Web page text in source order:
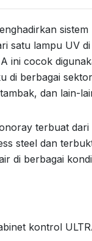
sistem
satu lampu UV
ini cocok
di berbagai
dan lain-
terbuat
steel dan
di berbagai
kontrol